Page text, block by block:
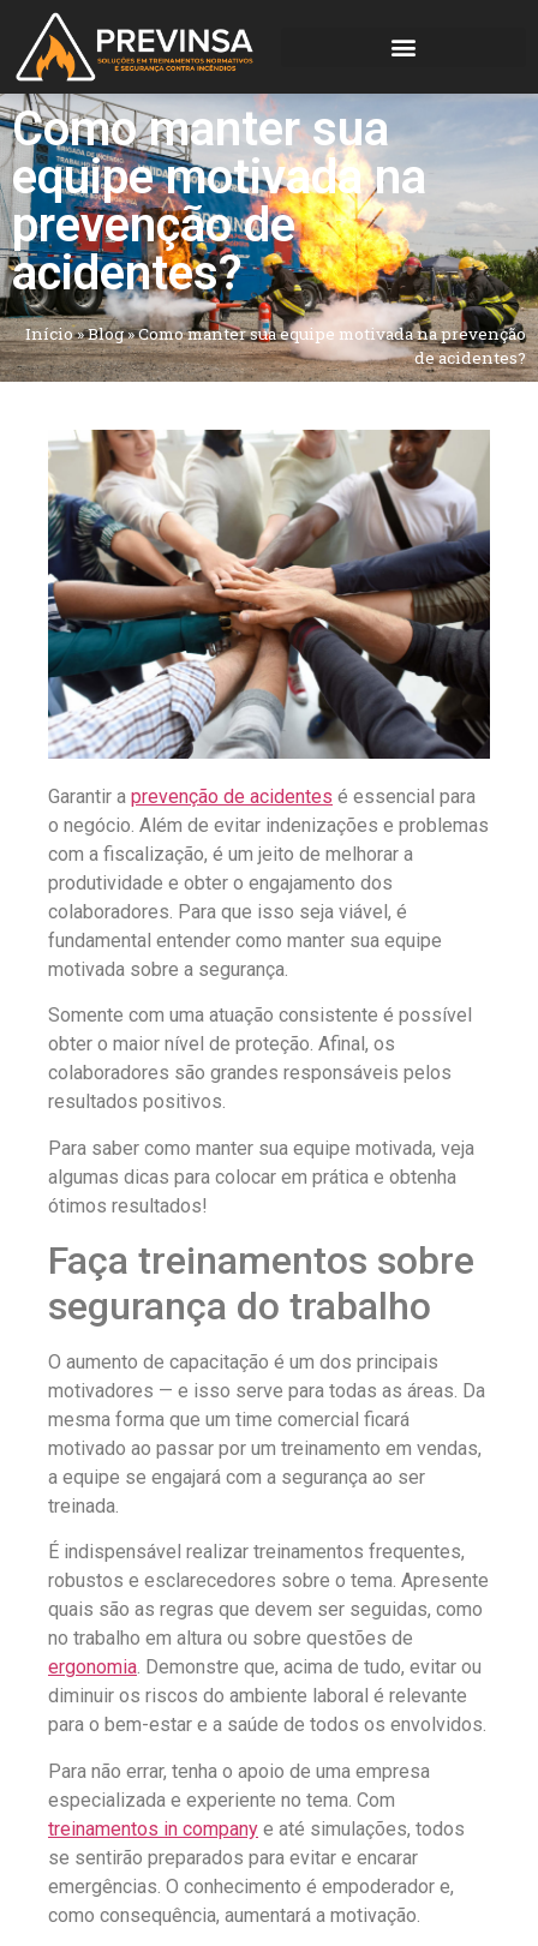
Como manter sua
equipe motivada na
prevenção de
acidentes?
Início»Blog»Como manter sua equipe motivada na prevenção
de acidentes?
Garantir a prevenção de acidentes é essencial para
o negócio. Além de evitar indenizações e problemas
com a fiscalização, é um jeito de melhorar a
produtividade e obter o engajamento dos
colaboradores. Para que isso seja viável, é
fundamental entender como manter sua equipe
motivada sobre a segurança.
Somente com uma atuação consistente é possível
obter o maior nível de proteção. Afinal, os
colaboradores são grandes responsáveis pelos
resultados positivos.
Para saber como manter sua equipe motivada, veja
algumas dicas para colocar em prática e obtenha
ótimos resultados!
Faça treinamentos sobre
segurança do trabalho
O aumento de capacitação é um dos principais
motivadores — e isso serve para todas as áreas. Da
mesma forma que um time comercial ficará
motivado ao passar por um treinamento em vendas,
a equipe se engajará com a segurança ao ser
treinada.
É indispensável realizar treinamentos frequentes,
robustos e esclarecedores sobre o tema. Apresente
quais são as regras que devem ser seguidas, como
no trabalho em altura ou sobre questões de
ergonomia. Demonstre que, acima de tudo, evitar ou
diminuir os riscos do ambiente laboral é relevante
para o bem-estar e a saúde de todos os envolvidos.
Para não errar, tenha o apoio de uma empresa
especializada e experiente no tema. Com
treinamentos in company e até simulações, todos
se sentirão preparados para evitar e encarar
emergências. O conhecimento é empoderador e,
como consequência, aumentará a motivação.